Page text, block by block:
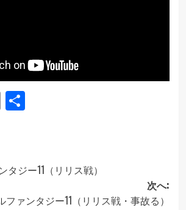
Email
共
ジー11（リリス戦）
次へ:
ファンタジー11（リリス戦・事故る）